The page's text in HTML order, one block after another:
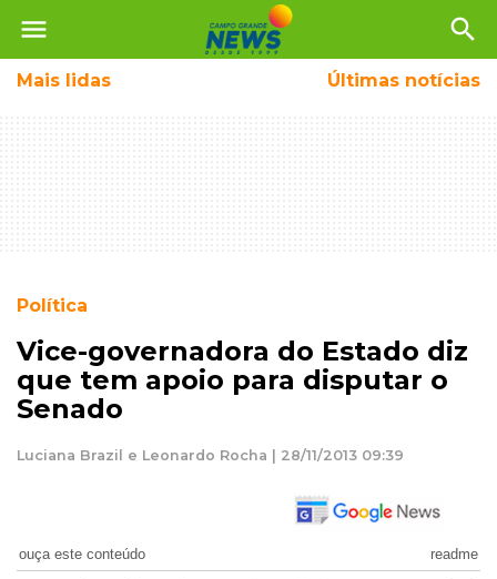
menu search
Mais lidas Últimas notícias
Política
Vice-governadora do Estado diz
que tem apoio para disputar o
Senado
Luciana Brazil e Leonardo Rocha | 28/11/2013 09:39
ouça este conteúdo readme